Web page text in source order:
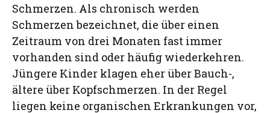
Schmerzen. Als chronisch werden
Schmerzen bezeichnet, die über einen
Zeitraum von drei Monaten fast immer
vorhanden sind oder häufig wiederkehren.
Jüngere Kinder klagen eher über Bauch-,
ältere über Kopfschmerzen. In der Regel
liegen keine organischen Erkrankungen vor,